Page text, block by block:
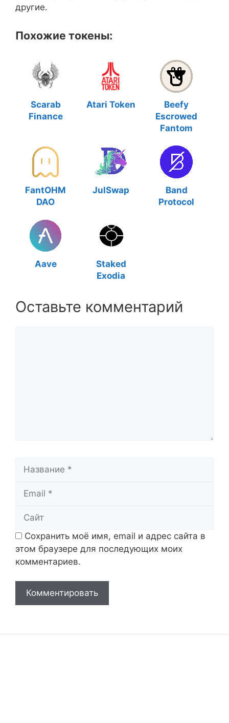
другие.
Похожие токены:
Scarab
Finance
Atari Token
Beefy
Escrowed
Fantom
FantOHM
DAO
JulSwap
Band
Protocol
Aave
Staked
Exodia
Оставьте комментарий
Сохранить моё имя, email и адрес сайта в
этом браузере для последующих моих
комментариев.